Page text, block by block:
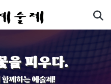
을 피우다.
께하는 예술제!